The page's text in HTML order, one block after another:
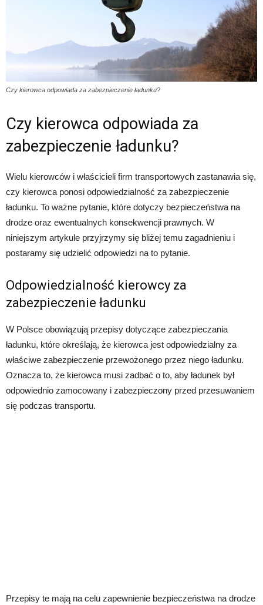
Czy kierowca odpowiada za zabezpieczenie ładunku?
Czy kierowca odpowiada za
zabezpieczenie ładunku?
Wielu kierowców i właścicieli firm transportowych zastanawia się,
czy kierowca ponosi odpowiedzialność za zabezpieczenie
ładunku. To ważne pytanie, które dotyczy bezpieczeństwa na
drodze oraz ewentualnych konsekwencji prawnych. W
niniejszym artykule przyjrzymy się bliżej temu zagadnieniu i
postaramy się udzielić odpowiedzi na to pytanie.
Odpowiedzialność kierowcy za
zabezpieczenie ładunku
W Polsce obowiązują przepisy dotyczące zabezpieczania
ładunku, które określają, że kierowca jest odpowiedzialny za
właściwe zabezpieczenie przewożonego przez niego ładunku.
Oznacza to, że kierowca musi zadbać o to, aby ładunek był
odpowiednio zamocowany i zabezpieczony przed przesuwaniem
się podczas transportu.
Przepisy te mają na celu zapewnienie bezpieczeństwa na drodze